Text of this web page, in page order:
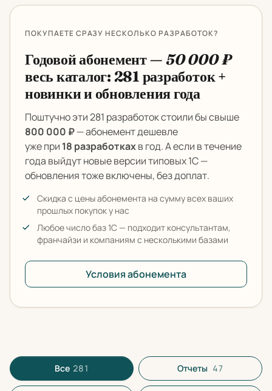
ПОКУПАЕТЕ СРАЗУ НЕСКОЛЬКО РАЗРАБОТОК?
Годовой абонемент — 50 000 ₽
весь каталог: 281 разработок +
новинки и обновления года
Поштучно эти 281 разработок стоили бы свыше
800 000 ₽— абонемент дешевле
уже при 18 разработкахв год. А если в течение
года выйдут новые версии типовых 1С —
обновления тоже включены, без доплат.
Скидка с цены абонемента на сумму всех ваших
прошлых покупок у нас
Любое число баз 1С — подходит консультантам,
франчайзи и компаниям с несколькими базами
Условия абонемента
Все разработки в каталоге
Все 281 Отчеты 47